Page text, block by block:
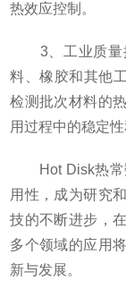
热效应控制。
3、工业质量控
料、橡胶和其他
检测批次材料的
用过程中的稳定性
Hot Disk热常
用性，成为研究
技的不断进步，
多个领域的应用
新与发展。